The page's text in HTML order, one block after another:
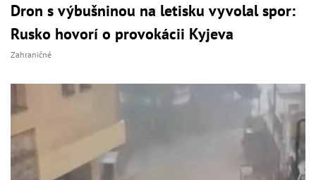
Dron s výbušninou na letisku vyvolal spor:
Rusko hovorí o provokácii Kyjeva
Zahraničné